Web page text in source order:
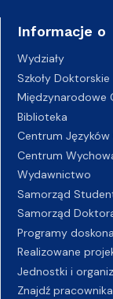
Informacje o
Wydziały
Szkoły Doktorskie
Międzynarodowe
Biblioteka
Centrum Języków
Centrum
Wydawnictwo
Samorząd
Samorząd
Programy
Realizowane
Jednostki i
Znajdź pracownika